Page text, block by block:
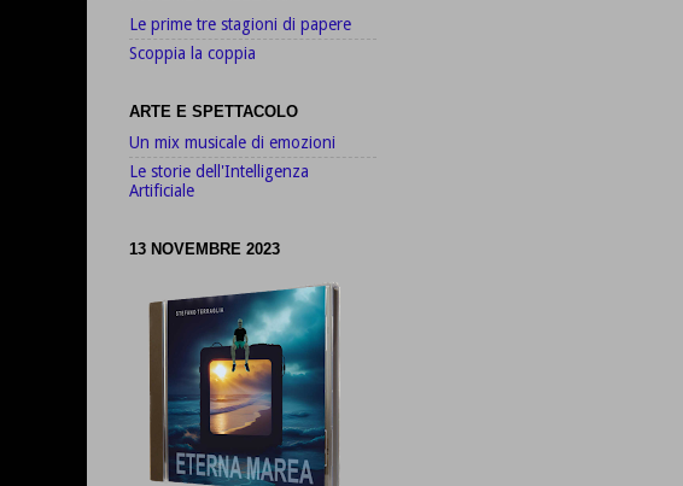
Le prime tre stagioni di papere
Scoppia la coppia
ARTE E SPETTACOLO
Un mix musicale di emozioni
Le storie dell'Intelligenza
Artificiale
13 NOVEMBRE 2023